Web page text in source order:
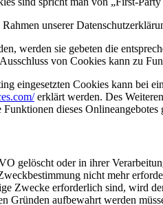
unserer
werden sie gebeten die
von Cookies kann zu
eingesetzten Cookies kann bei
erklärt werden. Des
dieses
gelöscht oder in ihrer
nicht mehr
Zwecke erforderlich sind, wird
Gründen aufbewahrt werden